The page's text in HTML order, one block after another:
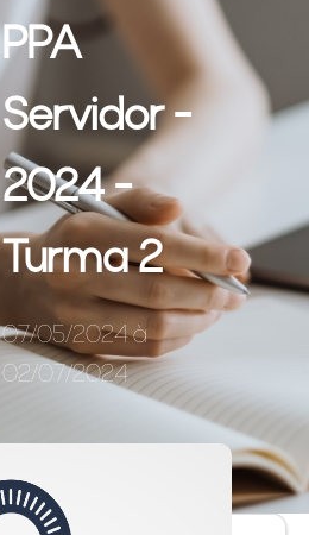
PPA
Servidor -
2024 -
Turma 2
07/05/2024 à
02/07/2024